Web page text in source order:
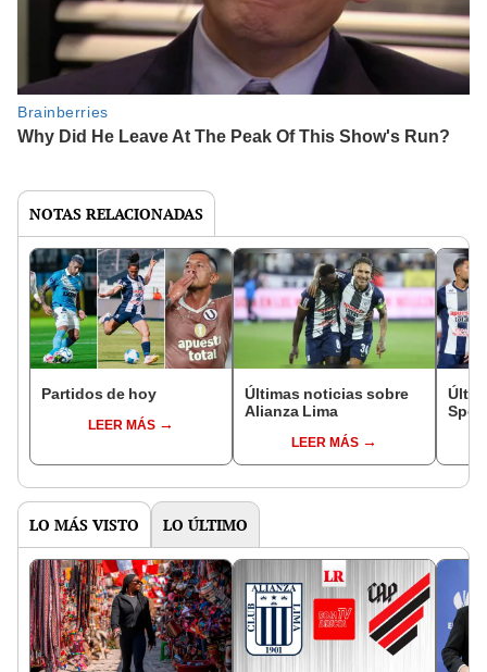
NOTAS RELACIONADAS
Partidos de hoy
LEER MÁS
Últimas noticias sobre
Alianza Lima
LEER MÁS
LO MÁS VISTO LO ÚLTIMO